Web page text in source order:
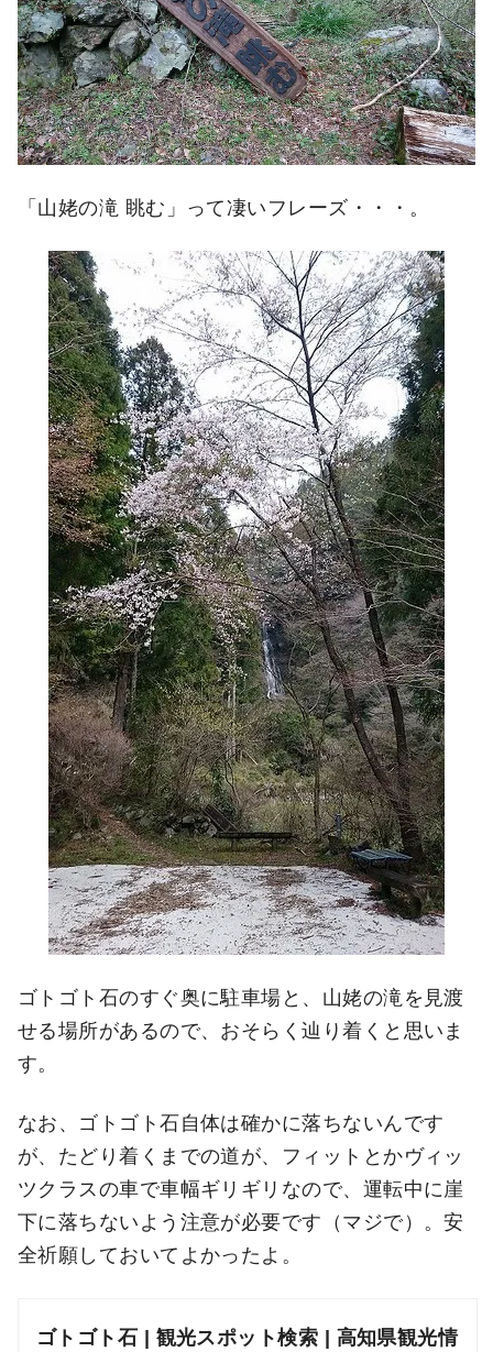
「山姥の滝 眺む」って凄いフレーズ・・・。
ゴトゴト石のすぐ奥に駐車場と、山姥の滝を見渡
せる場所があるので、おそらく辿り着くと思いま
す。
なお、ゴトゴト石自体は確かに落ちないんです
が、たどり着くまでの道が、フィットとかヴィッ
ツクラスの車で車幅ギリギリなので、運転中に崖
下に落ちないよう注意が必要です（マジで）。安
全祈願しておいてよかったよ。
ゴトゴト石 | 観光スポット検索 | 高知県観光情